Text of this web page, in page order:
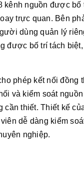
nguồn được
trực quan. Bên
dùng quản lý
được bố trí tách
phép kết nối
và kiểm soát
thiết. Thiết kế
dễ dàng kiểm
nghiệp.